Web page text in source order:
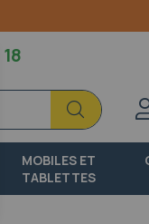
18
Chercher
Chercher
MOBILES ET
TABLETTES